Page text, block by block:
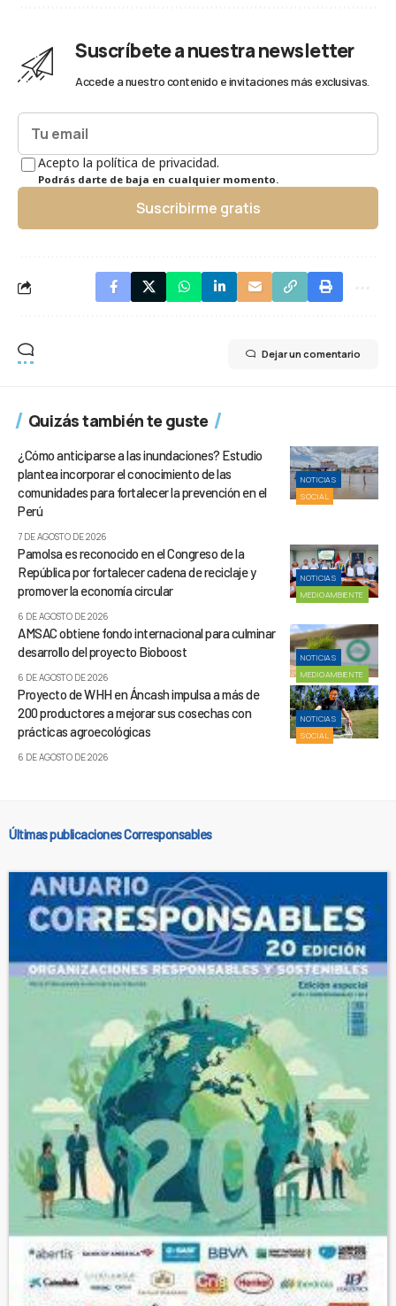
Suscríbete a nuestra newsletter
Accede a nuestro contenido e invitaciones más exclusivas.
Acepto la política de privacidad.
Podrás darte de baja en cualquier momento.
Suscribirme gratis
Dejar un comentario
Quizás también te guste
NOTICIAS
SOCIAL
¿Cómo anticiparse a las inundaciones? Estudio
plantea incorporar el conocimiento de las
comunidades para fortalecer la prevención en el
Perú
7 DE AGOSTO DE 2026
NOTICIAS
MEDIOAMBIENTE
Pamolsa es reconocido en el Congreso de la
República por fortalecer cadena de reciclaje y
promover la economía circular
6 DE AGOSTO DE 2026
NOTICIAS
MEDIOAMBIENTE
AMSAC obtiene fondo internacional para culminar
desarrollo del proyecto Bioboost
6 DE AGOSTO DE 2026
NOTICIAS
SOCIAL
Proyecto de WHH en Áncash impulsa a más de
200 productores a mejorar sus cosechas con
prácticas agroecológicas
6 DE AGOSTO DE 2026
Últimas publicaciones Corresponsables